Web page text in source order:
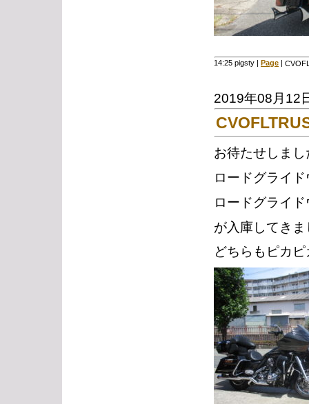
14:25 pigsty Page
2019年08月12
お待たせしまし
ロードグライ
ロードグライ
が入庫してきま
どちらもピカ